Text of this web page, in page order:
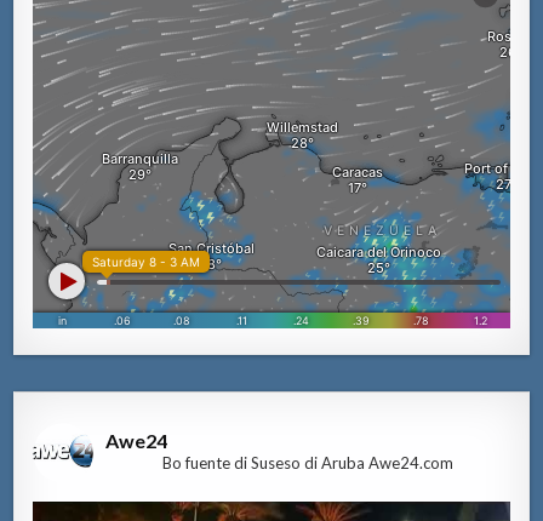
Awe24
Bo fuente di Suseso di Aruba Awe24.com